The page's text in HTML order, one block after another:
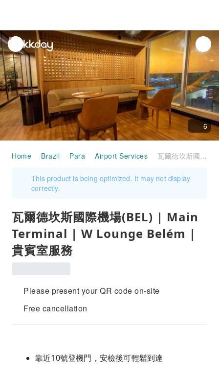
unread
notifications
6
Home Brazil Para Airport Services 瓦爾德坎斯國際機場(BEL) | Main Terminal | W Lounge Belém | 貴賓室服務
This product is being optimized. It may not display
correctly.
瓦爾德坎斯國際機場(BEL) | Main
Terminal | W Lounge Belém |
貴賓室服務
Please present your QR code on-site
Free cancellation
靠近10號登機門，安檢後可輕鬆到達